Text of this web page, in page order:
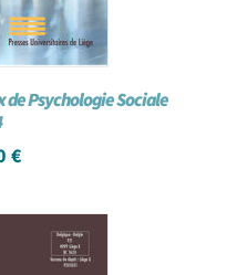
Psychologie Sociale
€